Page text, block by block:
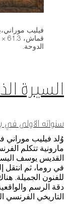
الدوحة.
السيرة
سنواته الأولى في
مارونية تتكلم
القديس يوسف
في روما، ثم انتقل
للفنون الجميلة.
دقة الرسم
التاريخي الفرنسي